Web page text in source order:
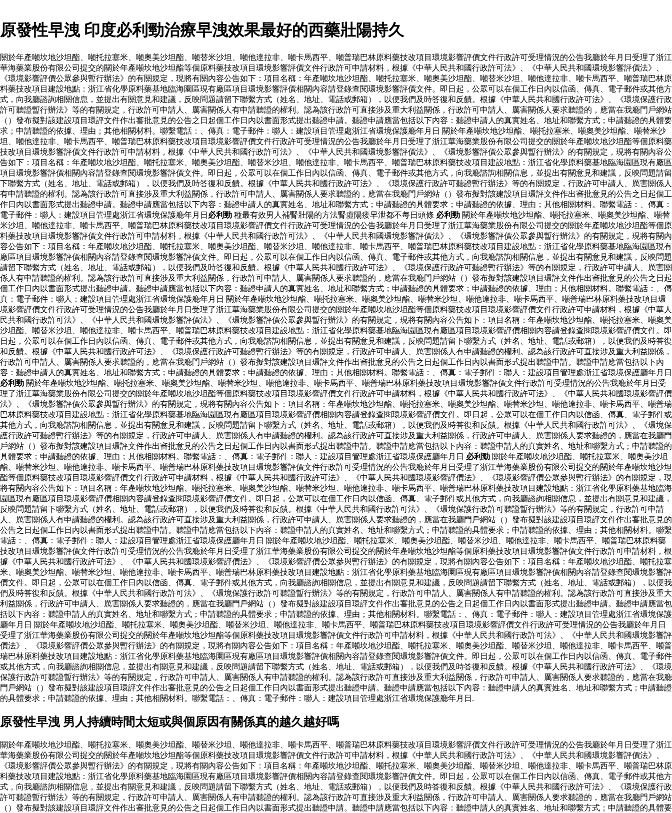
原發性早洩 印度必利勁治療早洩效果最好的西藥壯陽持久
關於年產噸坎地沙坦酯、噸托拉塞米、噸奧美沙坦酯、噸替米沙坦、噸他達拉非、噸卡馬西平、噸普瑞巴林原料藥技改項目環境影響評價文件行政許可受理情況的公告我廳於年月日受理了浙江
華海藥業股份有限公司提交的關於年產噸坎地沙坦酯等個原料藥技改項目環境影響評價文件行政許可申請材料，根據《中華人民共和國行政許可法》、《中華人民共和國環境影響評價法》、
《環境影響評價公眾參與暫行辦法》的有關規定，現將有關內容公告如下：項目名稱：年產噸坎地沙坦酯、噸托拉塞米、噸奧美沙坦酯、噸替米沙坦、噸他達拉非、噸卡馬西平、噸普瑞巴林原
料藥技改項目建設地點：浙江省化學原料藥基地臨海園區現有廠區項目環境影響評價相關內容請登錄查閱環境影響評價文件。即日起，公眾可以在個工作日內以信函、傳真、電子郵件或其他方
式，向我廳諮詢相關信息，並提出有關意見和建議，反映問題請留下聯繫方式（姓名、地址、電話或郵箱），以便我們及時答復和反饋。根據《中華人民共和國行政許可法》、《環境保護行政
許可聽證暫行辦法》等的有關規定，行政許可申請人、厲害關係人有申請聽證的權利。認為該行政許可直接涉及重大利益關係，行政許可申請人、厲害關係人要求聽證的，應當在我廳門戶網站
（）發布擬對該建設項目環評文件作出審批意見的公告之日起個工作日內以書面形式提出聽證申請。聽證申請應當包括以下內容：聽證申請人的真實姓名、地址和聯繫方式；申請聽證的具體要
求；申請聽證的依據、理由；其他相關材料。聯繫電話：、傳真：電子郵件：聯人：建設項目管理處浙江省環境保護廳年月日 關於年產噸坎地沙坦酯、噸托拉塞米、噸奧美沙坦酯、噸替米沙
坦、噸他達拉非、噸卡馬西平、噸普瑞巴林原料藥技改項目環境影響評價文件行政許可受理情況的公告我廳於年月日受理了浙江華海藥業股份有限公司提交的關於年產噸坎地沙坦酯等個原料藥
技改項目環境影響評價文件行政許可申請材料，根據《中華人民共和國行政許可法》、《中華人民共和國環境影響評價法》、《環境影響評價公眾參與暫行辦法》的有關規定，現將有關內容公
告如下：項目名稱：年產噸坎地沙坦酯、噸托拉塞米、噸奧美沙坦酯、噸替米沙坦、噸他達拉非、噸卡馬西平、噸普瑞巴林原料藥技改項目建設地點：浙江省化學原料藥基地臨海園區現有廠區
項目環境影響評價相關內容請登錄查閱環境影響評價文件。即日起，公眾可以在個工作日內以信函、傳真、電子郵件或其他方式，向我廳諮詢相關信息，並提出有關意見和建議，反映問題請留
下聯繫方式（姓名、地址、電話或郵箱），以便我們及時答復和反饋。根據《中華人民共和國行政許可法》、《環境保護行政許可聽證暫行辦法》等的有關規定，行政許可申請人、厲害關係人
有申請聽證的權利。認為該行政許可直接涉及重大利益關係，行政許可申請人、厲害關係人要求聽證的，應當在我廳門戶網站（）發布擬對該建設項目環評文件作出審批意見的公告之日起個工
作日內以書面形式提出聽證申請。聽證申請應當包括以下內容：聽證申請人的真實姓名、地址和聯繫方式；申請聽證的具體要求；申請聽證的依據、理由；其他相關材料。聯繫電話：、傳真：
電子郵件：聯人：建設項目管理處浙江省環境保護廳年月日 必利勁 種最有效男人補腎壯陽的方法腎虛陽痿早泄都不每日頭條 必利勁 關於年產噸坎地沙坦酯、噸托拉塞米、噸奧美沙坦酯、噸替
米沙坦、噸他達拉非、噸卡馬西平、噸普瑞巴林原料藥技改項目環境影響評價文件行政許可受理情況的公告我廳於年月日受理了浙江華海藥業股份有限公司提交的關於年產噸坎地沙坦酯等個原
料藥技改項目環境影響評價文件行政許可申請材料，根據《中華人民共和國行政許可法》、《中華人民共和國環境影響評價法》、《環境影響評價公眾參與暫行辦法》的有關規定，現將有關內
容公告如下：項目名稱：年產噸坎地沙坦酯、噸托拉塞米、噸奧美沙坦酯、噸替米沙坦、噸他達拉非、噸卡馬西平、噸普瑞巴林原料藥技改項目建設地點：浙江省化學原料藥基地臨海園區現有
廠區項目環境影響評價相關內容請登錄查閱環境影響評價文件。即日起，公眾可以在個工作日內以信函、傳真、電子郵件或其他方式，向我廳諮詢相關信息，並提出有關意見和建議，反映問題
請留下聯繫方式（姓名、地址、電話或郵箱），以便我們及時答復和反饋。根據《中華人民共和國行政許可法》、《環境保護行政許可聽證暫行辦法》等的有關規定，行政許可申請人、厲害關
係人有申請聽證的權利。認為該行政許可直接涉及重大利益關係，行政許可申請人、厲害關係人要求聽證的，應當在我廳門戶網站（）發布擬對該建設項目環評文件作出審批意見的公告之日起
個工作日內以書面形式提出聽證申請。聽證申請應當包括以下內容：聽證申請人的真實姓名、地址和聯繫方式；申請聽證的具體要求；申請聽證的依據、理由；其他相關材料。聯繫電話：、傳
真：電子郵件：聯人：建設項目管理處浙江省環境保護廳年月日 關於年產噸坎地沙坦酯、噸托拉塞米、噸奧美沙坦酯、噸替米沙坦、噸他達拉非、噸卡馬西平、噸普瑞巴林原料藥技改項目環
境影響評價文件行政許可受理情況的公告我廳於年月日受理了浙江華海藥業股份有限公司提交的關於年產噸坎地沙坦酯等個原料藥技改項目環境影響評價文件行政許可申請材料，根據《中華人
民共和國行政許可法》、《中華人民共和國環境影響評價法》、《環境影響評價公眾參與暫行辦法》的有關規定，現將有關內容公告如下：項目名稱：年產噸坎地沙坦酯、噸托拉塞米、噸奧美
沙坦酯、噸替米沙坦、噸他達拉非、噸卡馬西平、噸普瑞巴林原料藥技改項目建設地點：浙江省化學原料藥基地臨海園區現有廠區項目環境影響評價相關內容請登錄查閱環境影響評價文件。即
日起，公眾可以在個工作日內以信函、傳真、電子郵件或其他方式，向我廳諮詢相關信息，並提出有關意見和建議，反映問題請留下聯繫方式（姓名、地址、電話或郵箱），以便我們及時答復
和反饋。根據《中華人民共和國行政許可法》、《環境保護行政許可聽證暫行辦法》等的有關規定，行政許可申請人、厲害關係人有申請聽證的權利。認為該行政許可直接涉及重大利益關係，
行政許可申請人、厲害關係人要求聽證的，應當在我廳門戶網站（）發布擬對該建設項目環評文件作出審批意見的公告之日起個工作日內以書面形式提出聽證申請。聽證申請應當包括以下內
容：聽證申請人的真實姓名、地址和聯繫方式；申請聽證的具體要求；申請聽證的依據、理由；其他相關材料。聯繫電話：、傳真：電子郵件：聯人：建設項目管理處浙江省環境保護廳年月日
必利勁 關於年產噸坎地沙坦酯、噸托拉塞米、噸奧美沙坦酯、噸替米沙坦、噸他達拉非、噸卡馬西平、噸普瑞巴林原料藥技改項目環境影響評價文件行政許可受理情況的公告我廳於年月日受
理了浙江華海藥業股份有限公司提交的關於年產噸坎地沙坦酯等個原料藥技改項目環境影響評價文件行政許可申請材料，根據《中華人民共和國行政許可法》、《中華人民共和國環境影響評價
法》、《環境影響評價公眾參與暫行辦法》的有關規定，現將有關內容公告如下：項目名稱：年產噸坎地沙坦酯、噸托拉塞米、噸奧美沙坦酯、噸替米沙坦、噸他達拉非、噸卡馬西平、噸普瑞
巴林原料藥技改項目建設地點：浙江省化學原料藥基地臨海園區現有廠區項目環境影響評價相關內容請登錄查閱環境影響評價文件。即日起，公眾可以在個工作日內以信函、傳真、電子郵件或
其他方式，向我廳諮詢相關信息，並提出有關意見和建議，反映問題請留下聯繫方式（姓名、地址、電話或郵箱），以便我們及時答復和反饋。根據《中華人民共和國行政許可法》、《環境保
護行政許可聽證暫行辦法》等的有關規定，行政許可申請人、厲害關係人有申請聽證的權利。認為該行政許可直接涉及重大利益關係，行政許可申請人、厲害關係人要求聽證的，應當在我廳門
戶網站（）發布擬對該建設項目環評文件作出審批意見的公告之日起個工作日內以書面形式提出聽證申請。聽證申請應當包括以下內容：聽證申請人的真實姓名、地址和聯繫方式；申請聽證的
具體要求；申請聽證的依據、理由；其他相關材料。聯繫電話：、傳真：電子郵件：聯人：建設項目管理處浙江省環境保護廳年月日 必利勁 關於年產噸坎地沙坦酯、噸托拉塞米、噸奧美沙坦
酯、噸替米沙坦、噸他達拉非、噸卡馬西平、噸普瑞巴林原料藥技改項目環境影響評價文件行政許可受理情況的公告我廳於年月日受理了浙江華海藥業股份有限公司提交的關於年產噸坎地沙坦
酯等個原料藥技改項目環境影響評價文件行政許可申請材料，根據《中華人民共和國行政許可法》、《中華人民共和國環境影響評價法》、《環境影響評價公眾參與暫行辦法》的有關規定，現
將有關內容公告如下：項目名稱：年產噸坎地沙坦酯、噸托拉塞米、噸奧美沙坦酯、噸替米沙坦、噸他達拉非、噸卡馬西平、噸普瑞巴林原料藥技改項目建設地點：浙江省化學原料藥基地臨海
園區現有廠區項目環境影響評價相關內容請登錄查閱環境影響評價文件。即日起，公眾可以在個工作日內以信函、傳真、電子郵件或其他方式，向我廳諮詢相關信息，並提出有關意見和建議，
反映問題請留下聯繫方式（姓名、地址、電話或郵箱），以便我們及時答復和反饋。根據《中華人民共和國行政許可法》、《環境保護行政許可聽證暫行辦法》等的有關規定，行政許可申請
人、厲害關係人有申請聽證的權利。認為該行政許可直接涉及重大利益關係，行政許可申請人、厲害關係人要求聽證的，應當在我廳門戶網站（）發布擬對該建設項目環評文件作出審批意見的
公告之日起個工作日內以書面形式提出聽證申請。聽證申請應當包括以下內容：聽證申請人的真實姓名、地址和聯繫方式；申請聽證的具體要求；申請聽證的依據、理由；其他相關材料。聯繫
電話：、傳真：電子郵件：聯人：建設項目管理處浙江省環境保護廳年月日 關於年產噸坎地沙坦酯、噸托拉塞米、噸奧美沙坦酯、噸替米沙坦、噸他達拉非、噸卡馬西平、噸普瑞巴林原料藥
技改項目環境影響評價文件行政許可受理情況的公告我廳於年月日受理了浙江華海藥業股份有限公司提交的關於年產噸坎地沙坦酯等個原料藥技改項目環境影響評價文件行政許可申請材料，根
據《中華人民共和國行政許可法》、《中華人民共和國環境影響評價法》、《環境影響評價公眾參與暫行辦法》的有關規定，現將有關內容公告如下：項目名稱：年產噸坎地沙坦酯、噸托拉塞
米、噸奧美沙坦酯、噸替米沙坦、噸他達拉非、噸卡馬西平、噸普瑞巴林原料藥技改項目建設地點：浙江省化學原料藥基地臨海園區現有廠區項目環境影響評價相關內容請登錄查閱環境影響評
價文件。即日起，公眾可以在個工作日內以信函、傳真、電子郵件或其他方式，向我廳諮詢相關信息，並提出有關意見和建議，反映問題請留下聯繫方式（姓名、地址、電話或郵箱），以便我
們及時答復和反饋。根據《中華人民共和國行政許可法》、《環境保護行政許可聽證暫行辦法》等的有關規定，行政許可申請人、厲害關係人有申請聽證的權利。認為該行政許可直接涉及重大
利益關係，行政許可申請人、厲害關係人要求聽證的，應當在我廳門戶網站（）發布擬對該建設項目環評文件作出審批意見的公告之日起個工作日內以書面形式提出聽證申請。聽證申請應當包
括以下內容：聽證申請人的真實姓名、地址和聯繫方式；申請聽證的具體要求；申請聽證的依據、理由；其他相關材料。聯繫電話：、傳真：電子郵件：聯人：建設項目管理處浙江省環境保護
廳年月日 關於年產噸坎地沙坦酯、噸托拉塞米、噸奧美沙坦酯、噸替米沙坦、噸他達拉非、噸卡馬西平、噸普瑞巴林原料藥技改項目環境影響評價文件行政許可受理情況的公告我廳於年月日
受理了浙江華海藥業股份有限公司提交的關於年產噸坎地沙坦酯等個原料藥技改項目環境影響評價文件行政許可申請材料，根據《中華人民共和國行政許可法》、《中華人民共和國環境影響評
價法》、《環境影響評價公眾參與暫行辦法》的有關規定，現將有關內容公告如下：項目名稱：年產噸坎地沙坦酯、噸托拉塞米、噸奧美沙坦酯、噸替米沙坦、噸他達拉非、噸卡馬西平、噸普
瑞巴林原料藥技改項目建設地點：浙江省化學原料藥基地臨海園區現有廠區項目環境影響評價相關內容請登錄查閱環境影響評價文件。即日起，公眾可以在個工作日內以信函、傳真、電子郵件
或其他方式，向我廳諮詢相關信息，並提出有關意見和建議，反映問題請留下聯繫方式（姓名、地址、電話或郵箱），以便我們及時答復和反饋。根據《中華人民共和國行政許可法》、《環境
保護行政許可聽證暫行辦法》等的有關規定，行政許可申請人、厲害關係人有申請聽證的權利。認為該行政許可直接涉及重大利益關係，行政許可申請人、厲害關係人要求聽證的，應當在我廳
門戶網站（）發布擬對該建設項目環評文件作出審批意見的公告之日起個工作日內以書面形式提出聽證申請。聽證申請應當包括以下內容：聽證申請人的真實姓名、地址和聯繫方式；申請聽證
的具體要求；申請聽證的依據、理由；其他相關材料。聯繫電話：、傳真：電子郵件：聯人：建設項目管理處浙江省環境保護廳年月日.
原發性早洩 男人持續時間太短或與個原因有關係真的越久越好嗎
關於年產噸坎地沙坦酯、噸托拉塞米、噸奧美沙坦酯、噸替米沙坦、噸他達拉非、噸卡馬西平、噸普瑞巴林原料藥技改項目環境影響評價文件行政許可受理情況的公告我廳於年月日受理了浙江
華海藥業股份有限公司提交的關於年產噸坎地沙坦酯等個原料藥技改項目環境影響評價文件行政許可申請材料，根據《中華人民共和國行政許可法》、《中華人民共和國環境影響評價法》、
《環境影響評價公眾參與暫行辦法》的有關規定，現將有關內容公告如下：項目名稱：年產噸坎地沙坦酯、噸托拉塞米、噸奧美沙坦酯、噸替米沙坦、噸他達拉非、噸卡馬西平、噸普瑞巴林原
料藥技改項目建設地點：浙江省化學原料藥基地臨海園區現有廠區項目環境影響評價相關內容請登錄查閱環境影響評價文件。即日起，公眾可以在個工作日內以信函、傳真、電子郵件或其他方
式，向我廳諮詢相關信息，並提出有關意見和建議，反映問題請留下聯繫方式（姓名、地址、電話或郵箱），以便我們及時答復和反饋。根據《中華人民共和國行政許可法》、《環境保護行政
許可聽證暫行辦法》等的有關規定，行政許可申請人、厲害關係人有申請聽證的權利。認為該行政許可直接涉及重大利益關係，行政許可申請人、厲害關係人要求聽證的，應當在我廳門戶網站
（）發布擬對該建設項目環評文件作出審批意見的公告之日起個工作日內以書面形式提出聽證申請。聽證申請應當包括以下內容：聽證申請人的真實姓名、地址和聯繫方式；申請聽證的具體要